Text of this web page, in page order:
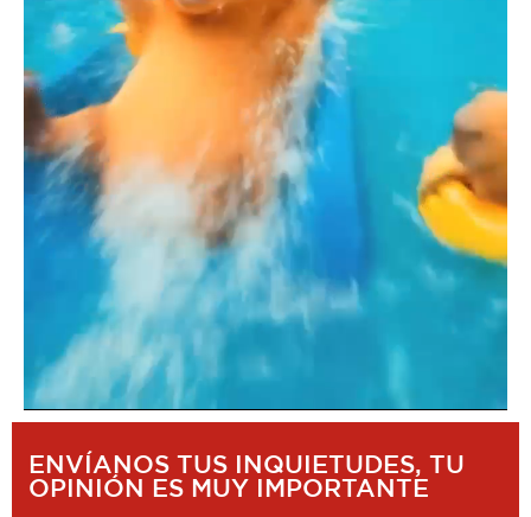
ENVÍANOS TUS INQUIETUDES, TU
OPINIÓN ES MUY IMPORTANTE